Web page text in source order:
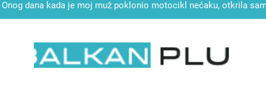
Onog dana kada je moj muž poklonio motocikl nećaku, otkrila
SAM ČAŠU: BIO JE SIN ŽENE ZA KOJU SU
mi je svekrva čupala infuziju i šaptala da umrem kako bi se
nije znala da je ispod zavoja ostao gumb koji je snimao svaku